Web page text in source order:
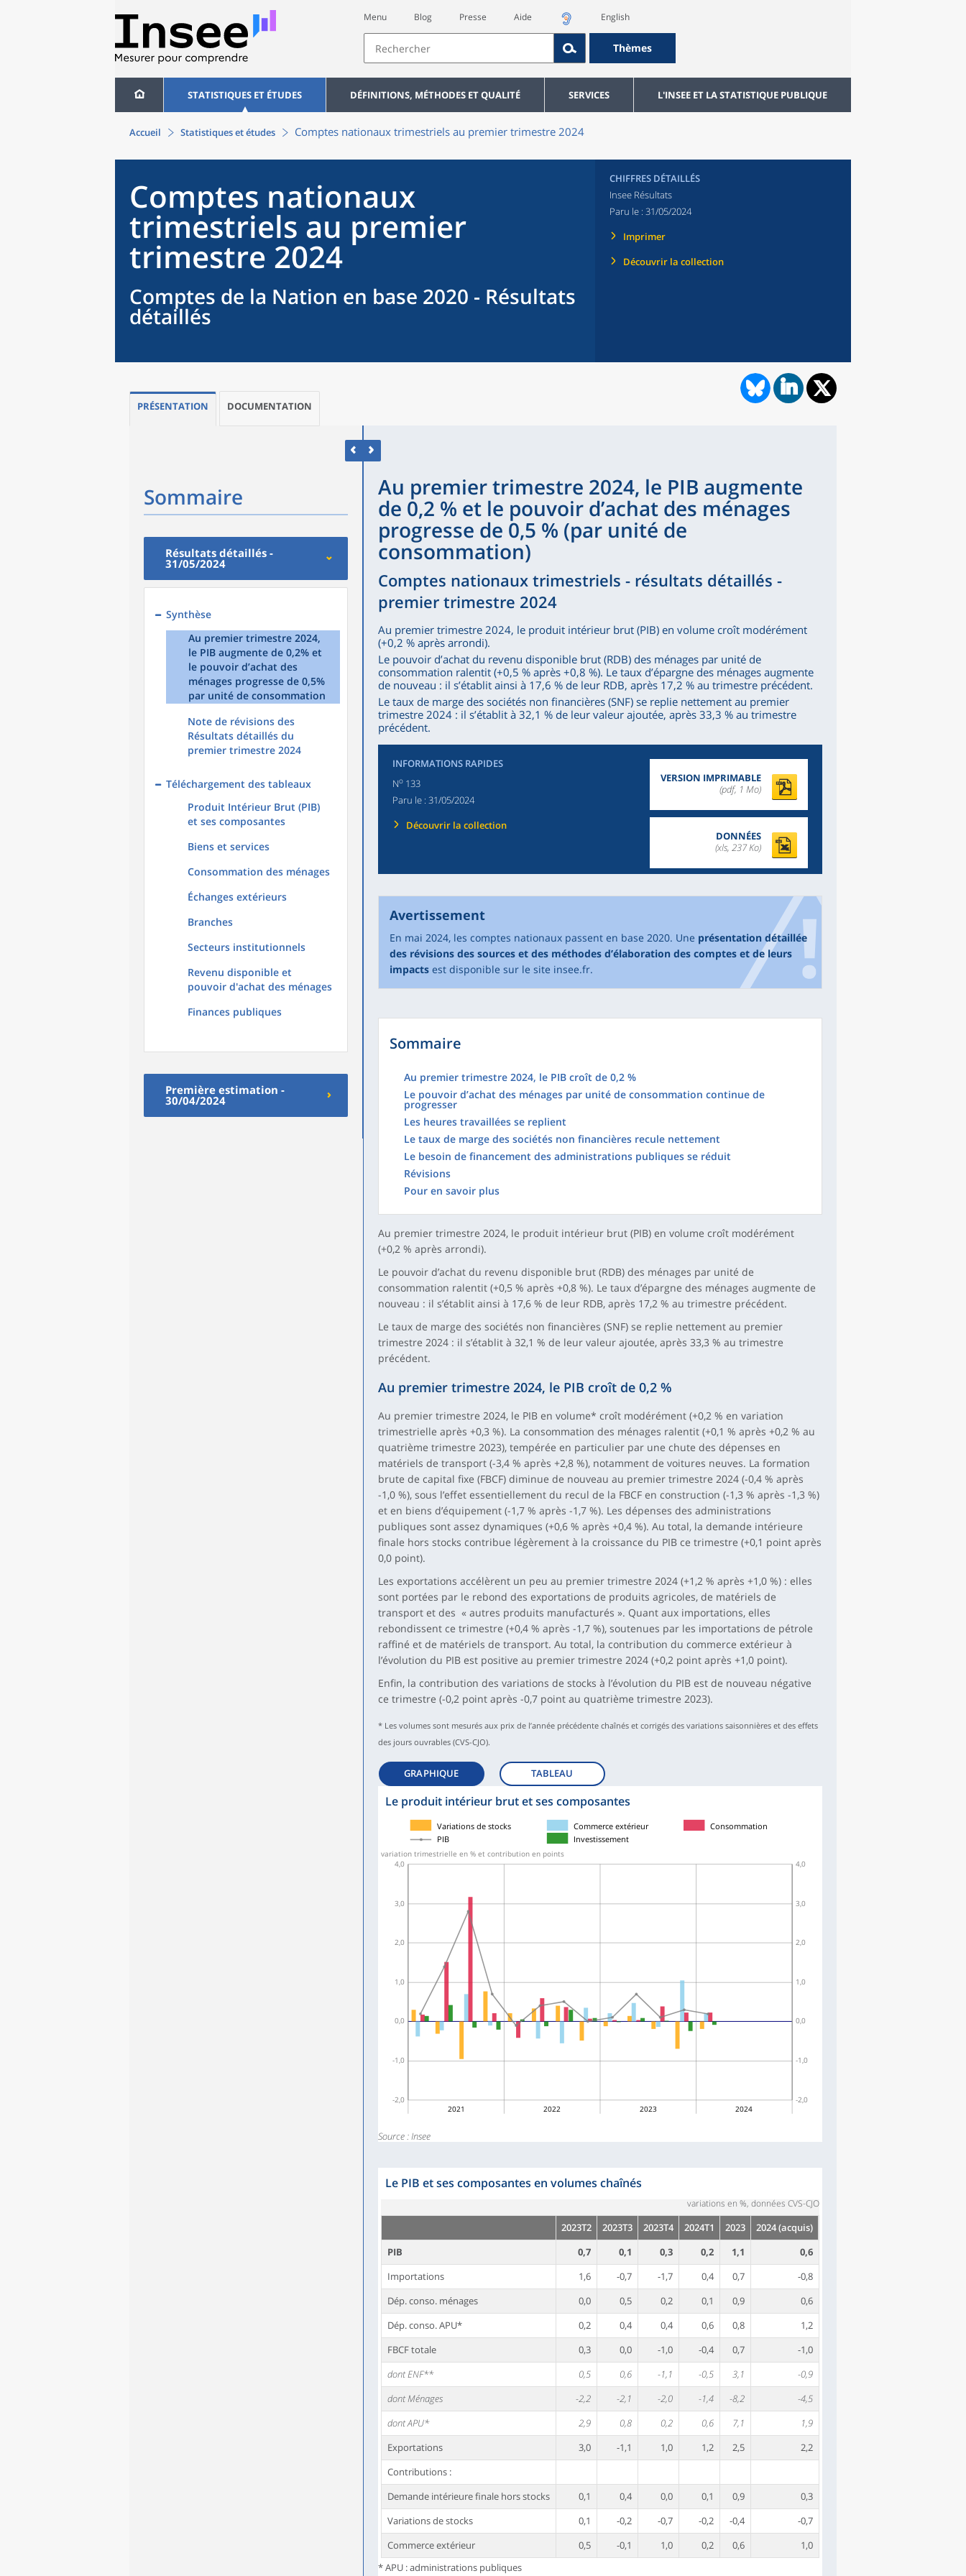
Menu Blog Presse Aide English
Thèmes
STATISTIQUES ET ÉTUDES DÉFINITIONS, MÉTHODES ET QUALITÉ SERVICES L'INSEE ET LA STATISTIQUE PUBLIQUE
Accueil Statistiques et études Comptes nationaux trimestriels au premier trimestre 2024
Comptes nationaux
trimestriels au premier
trimestre 2024
Comptes de la Nation en base 2020 - Résultats
détaillés
CHIFFRES DÉTAILLÉS
Insee Résultats
Paru le : 31/05/2024
Imprimer
Découvrir la collection
PRÉSENTATION DOCUMENTATION
Sommaire
Résultats détaillés -
31/05/2024
Synthèse
Au premier trimestre 2024,
le PIB augmente de 0,2% et
le pouvoir d’achat des
ménages progresse de 0,5%
par unité de consommation
Note de révisions des
Résultats détaillés du
premier trimestre 2024
Téléchargement des tableaux
Produit Intérieur Brut (PIB)
et ses composantes
Biens et services
Consommation des ménages
Échanges extérieurs
Branches
Secteurs institutionnels
Revenu disponible et
pouvoir d'achat des ménages
Finances publiques
Première estimation -
30/04/2024
Au premier trimestre 2024, le PIB augmente
de 0,2 % et le pouvoir d’achat des ménages
progresse de 0,5 % (par unité de
consommation)
Comptes nationaux trimestriels - résultats détaillés -
premier trimestre 2024
Au premier trimestre 2024, le produit intérieur brut (PIB) en volume croît modérément
(+0,2 % après arrondi).
Le pouvoir d’achat du revenu disponible brut (RDB) des ménages par unité de
consommation ralentit (+0,5 % après +0,8 %). Le taux d’épargne des ménages augmente
de nouveau : il s’établit ainsi à 17,6 % de leur RDB, après 17,2 % au trimestre précédent.
Le taux de marge des sociétés non financières (SNF) se replie nettement au premier
trimestre 2024 : il s’établit à 32,1 % de leur valeur ajoutée, après 33,3 % au trimestre
précédent.
INFORMATIONS RAPIDES
No133
Paru le : 31/05/2024
Découvrir la collection
VERSION IMPRIMABLE
(pdf, 1 Mo)
DONNÉES
(xls, 237 Ko)
Avertissement
En mai 2024, les comptes nationaux passent en base 2020. Une présentation détaillée
des révisions des sources et des méthodes d’élaboration des comptes et de leurs
impactsest disponible sur le site insee.fr.
Sommaire
Au premier trimestre 2024, le PIB croît de 0,2 %
Le pouvoir d’achat des ménages par unité de consommation continue de
progresser
Les heures travaillées se replient
Le taux de marge des sociétés non financières recule nettement
Le besoin de financement des administrations publiques se réduit
Révisions
Pour en savoir plus
Au premier trimestre 2024, le produit intérieur brut (PIB) en volume croît modérément
(+0,2 % après arrondi).
Le pouvoir d’achat du revenu disponible brut (RDB) des ménages par unité de
consommation ralentit (+0,5 % après +0,8 %). Le taux d’épargne des ménages augmente de
nouveau : il s’établit ainsi à 17,6 % de leur RDB, après 17,2 % au trimestre précédent.
Le taux de marge des sociétés non financières (SNF) se replie nettement au premier
trimestre 2024 : il s’établit à 32,1 % de leur valeur ajoutée, après 33,3 % au trimestre
précédent.
Au premier trimestre 2024, le PIB croît de 0,2 %
Au premier trimestre 2024, le PIB en volume* croît modérément (+0,2 % en variation
trimestrielle après +0,3 %). La consommation des ménages ralentit (+0,1 % après +0,2 % au
quatrième trimestre 2023), tempérée en particulier par une chute des dépenses en
matériels de transport (-3,4 % après +2,8 %), notamment de voitures neuves. La formation
brute de capital fixe (FBCF) diminue de nouveau au premier trimestre 2024 (-0,4 % après
-1,0 %), sous l’effet essentiellement du recul de la FBCF en construction (-1,3 % après -1,3 %)
et en biens d’équipement (-1,7 % après -1,7 %). Les dépenses des administrations
publiques sont assez dynamiques (+0,6 % après +0,4 %). Au total, la demande intérieure
finale hors stocks contribue légèrement à la croissance du PIB ce trimestre (+0,1 point après
0,0 point).
Les exportations accélèrent un peu au premier trimestre 2024 (+1,2 % après +1,0 %) : elles
sont portées par le rebond des exportations de produits agricoles, de matériels de
transport et des « autres produits manufacturés ». Quant aux importations, elles
rebondissent ce trimestre (+0,4 % après -1,7 %), soutenues par les importations de pétrole
raffiné et de matériels de transport. Au total, la contribution du commerce extérieur à
l’évolution du PIB est positive au premier trimestre 2024 (+0,2 point après +1,0 point).
Enfin, la contribution des variations de stocks à l’évolution du PIB est de nouveau négative
ce trimestre (-0,2 point après -0,7 point au quatrième trimestre 2023).
* Les volumes sont mesurés aux prix de l’année précédente chaînés et corrigés des variations saisonnières et des effets
des jours ouvrables (CVS-CJO).
GRAPHIQUE TABLEAU
Le produit intérieur brut et ses composantes
0,0
1,0
2,0
3,0
4,0
-1,0
-2,0 -2,0
-1,0
0,0
1,0
2,0
3,0
4,0
variation trimestrielle en % et contribution en points
2021 2022 2023 2024
Variations de stocks Commerce extérieur
Consommation
PIB
Investissement
Source : Insee
Le PIB et ses composantes en volumes chaînés
variations en %, données CVS-CJO
2023T2 2023T3 2023T4 2024T1 2023
2024 (acquis)
PIB
0,7 0,1 0,3 0,2 1,1
0,6
Importations
1,6 -0,7 -1,7 0,4 0,7
-0,8
Dép. conso. ménages
0,0 0,5 0,2 0,1 0,9
0,6
Dép. conso. APU*
0,2 0,4 0,4 0,6 0,8
1,2
FBCF totale
0,3 0,0 -1,0 -0,4 0,7
-1,0
dont ENF**
0,5 0,6 -1,1 -0,5 3,1
-0,9
dont Ménages
-2,2 -2,1 -2,0 -1,4 -8,2
-4,5
dont APU*
2,9 0,8 0,2 0,6 7,1
1,9
Exportations
3,0 -1,1 1,0 1,2 2,5
2,2
Contributions :
Demande intérieure finale hors stocks
0,1 0,4 0,0 0,1 0,9
0,3
Variations de stocks
0,1 -0,2 -0,7 -0,2 -0,4
-0,7
Commerce extérieur
0,5 -0,1 1,0 0,2 0,6
1,0
* APU : administrations publiques